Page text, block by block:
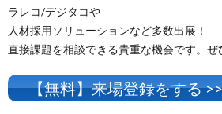
ラレコ/デジタコや
人材採用ソリューションなど多数出展！
直接課題を相談できる貴重な機会です。ぜ
【無料】来場登録をする >>